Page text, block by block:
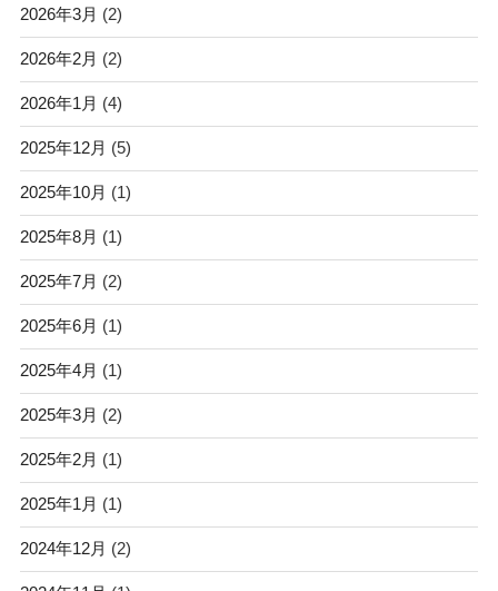
2026年3月 (2)
2026年2月 (2)
2026年1月 (4)
2025年12月 (5)
2025年10月 (1)
2025年8月 (1)
2025年7月 (2)
2025年6月 (1)
2025年4月 (1)
2025年3月 (2)
2025年2月 (1)
2025年1月 (1)
2024年12月 (2)